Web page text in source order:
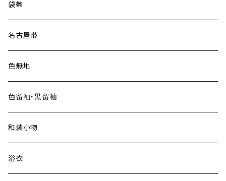
大島紬
袋帯
名古屋帯
色無地
色留袖・黒留袖
和装小物
浴衣